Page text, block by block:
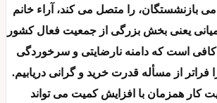
بازنشستگان، را متصل می کند، آراء خانم
یعنی بخش بزرگی از جمعیت فعال کشور
است که دامنه نارضایتی و سرخوردگی
فراتر از مسأله قدرت خرید و گرانی دریابیم.
کار همزمان با افزایش کمیت می تواند